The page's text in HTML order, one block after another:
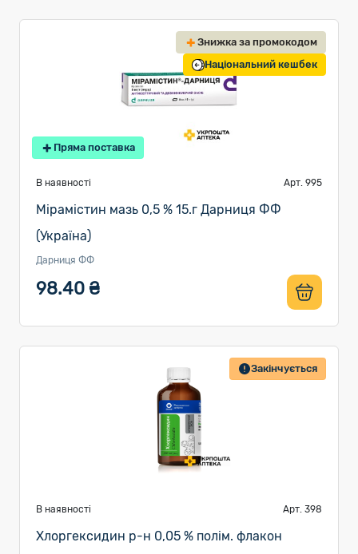
Знижка за промокодом
Національний кешбек
Пряма поставка
В наявності Арт. 995
Мірамістин мазь 0,5 % 15.г Дарниця ФФ
(Україна)
Дарниця ФФ
98.40 ₴
Закінчується
В наявності Арт. 398
Хлоргексидин р-н 0,05 % полім. флакон